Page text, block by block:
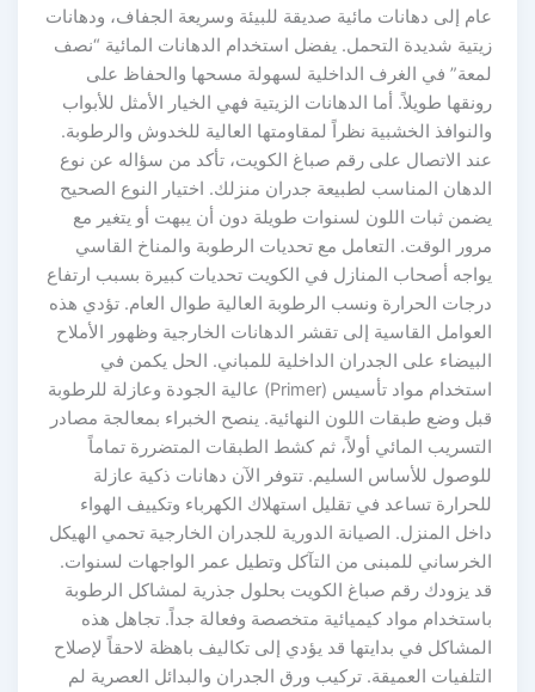
عام إلى دهانات مائية صديقة للبيئة وسريعة الجفاف، ودهانات
زيتية شديدة التحمل. يفضل استخدام الدهانات المائية “نصف
لمعة” في الغرف الداخلية لسهولة مسحها والحفاظ على
رونقها طويلاً. أما الدهانات الزيتية فهي الخيار الأمثل للأبواب
والنوافذ الخشبية نظراً لمقاومتها العالية للخدوش والرطوبة.
عند الاتصال على رقم صباغ الكويت، تأكد من سؤاله عن نوع
الدهان المناسب لطبيعة جدران منزلك. اختيار النوع الصحيح
يضمن ثبات اللون لسنوات طويلة دون أن يبهت أو يتغير مع
مرور الوقت. التعامل مع تحديات الرطوبة والمناخ القاسي
يواجه أصحاب المنازل في الكويت تحديات كبيرة بسبب ارتفاع
درجات الحرارة ونسب الرطوبة العالية طوال العام. تؤدي هذه
العوامل القاسية إلى تقشر الدهانات الخارجية وظهور الأملاح
البيضاء على الجدران الداخلية للمباني. الحل يكمن في
استخدام مواد تأسيس (Primer) عالية الجودة وعازلة للرطوبة
قبل وضع طبقات اللون النهائية. ينصح الخبراء بمعالجة مصادر
التسريب المائي أولاً، ثم كشط الطبقات المتضررة تماماً
للوصول للأساس السليم. تتوفر الآن دهانات ذكية عازلة
للحرارة تساعد في تقليل استهلاك الكهرباء وتكييف الهواء
داخل المنزل. الصيانة الدورية للجدران الخارجية تحمي الهيكل
الخرساني للمبنى من التآكل وتطيل عمر الواجهات لسنوات.
قد يزودك رقم صباغ الكويت بحلول جذرية لمشاكل الرطوبة
باستخدام مواد كيميائية متخصصة وفعالة جداً. تجاهل هذه
المشاكل في بدايتها قد يؤدي إلى تكاليف باهظة لاحقاً لإصلاح
التلفيات العميقة. تركيب ورق الجدران والبدائل العصرية لم